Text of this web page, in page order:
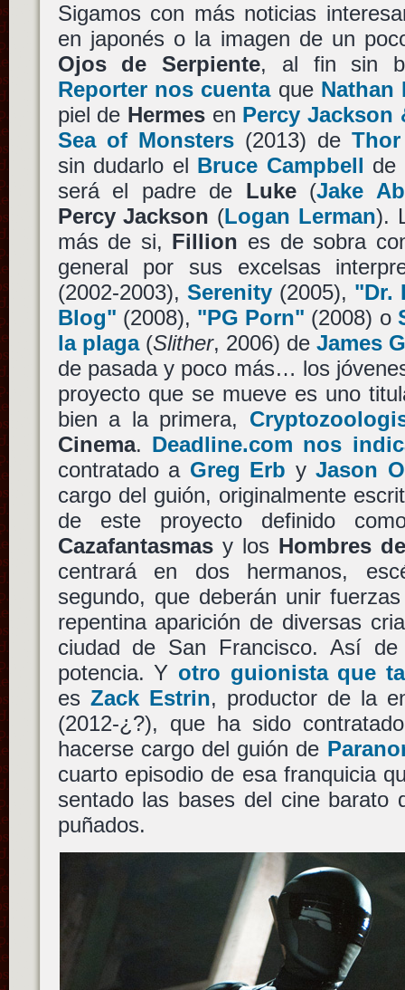
Sigamos con más noticias
en japonés o la imagen de un
Ojos de Serpiente, al fin sin
Reporter nos cuentaque Nathan
piel de Hermesen Percy Jackson
Sea of Monsters(2013) de
sin dudarlo el Bruce Campbell de
será el padre de Luke(Jake
Percy Jackson (Logan Lerman).
más de si, Fillion es de sobra
general por sus excelsas
(2002-2003), Serenity(2005), "Dr.
Blog" (2008), "PG Porn" (2008) o
la plaga(Slither, 2006) deJames
de pasada y poco más… los
proyecto que se mueve es uno
bien a la primera,
Cinema. Deadline.com nos
contratado a Greg Erb yJason
cargo del guión, originalmente
de este proyecto definido
Cazafantasmasy los Hombres
centrará en dos hermanos,
segundo, que deberán unir
repentina aparición de diversas
ciudad de San Francisco. Así
potencia. Y otro guionista que
es Zack Estrin, productor de la
(2012-¿?), que ha sido
hacerse cargo del guión de
cuarto episodio de esa franquicia
sentado las bases del cine barato
puñados.